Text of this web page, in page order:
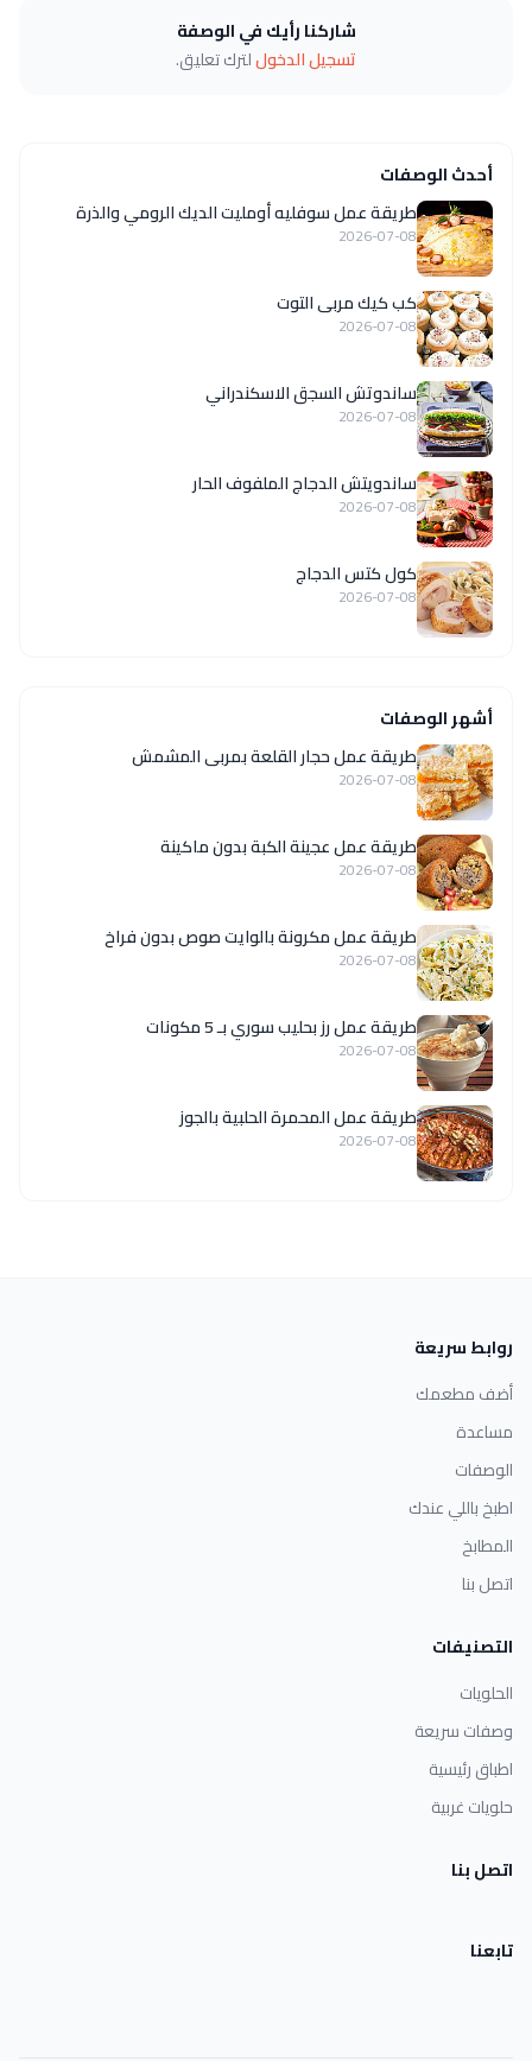
شاركنا رأيك في الوصفة
تسجيل الدخوللترك تعليق.
أحدث الوصفات
طريقة عمل سوفليه أومليت الديك الرومي والذرة
2026-07-08
كب كيك مربى التوت
2026-07-08
ساندوتش السجق الاسكندراني
2026-07-08
ساندويتش الدجاج الملفوف الحار
2026-07-08
كول كتس الدجاج
2026-07-08
أشهر الوصفات
طريقة عمل حجار القلعة بمربى المشمش
2026-07-08
طريقة عمل عجينة الكبة بدون ماكينة
2026-07-08
طريقة عمل مكرونة بالوايت صوص بدون فراخ
2026-07-08
طريقة عمل رز بحليب سوري بـ 5 مكونات
2026-07-08
طريقة عمل المحمرة الحلبية بالجوز
2026-07-08
روابط سريعة
أضف مطعمك
مساعدة
الوصفات
اطبخ باللي عندك
المطابخ
اتصل بنا
التصنيفات
الحلويات
وصفات سريعة
اطباق رئيسية
حلويات غربية
اتصل بنا
تابعنا